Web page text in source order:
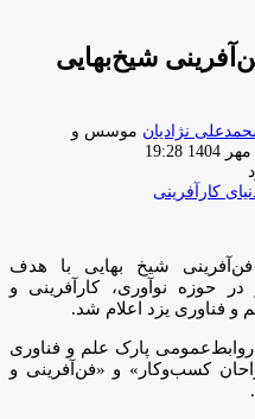
شیخ‌بهایی
موسس و
کارآفرینی
شیخ بهایی با هدف
حوزه نوآوری، کارآفرینی و
فناوری یزد اعلام شد.
روابط‌عمومی پارک علم و فناوری
کسب‌وکار» و «فن‌آفرینی و